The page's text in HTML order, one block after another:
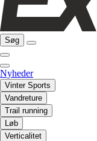
Søg
Nyheder
Vinter Sports
Vandreture
Trail running
Løb
Verticalitet